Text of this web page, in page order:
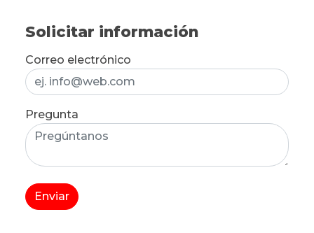
Solicitar información
Correo electrónico
Pregunta
Enviar